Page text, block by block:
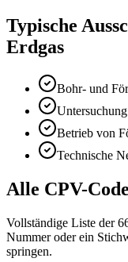
Typische
Erdgas
Bohr- und
Betrieb von
Technische
Alle CPV-
Vollständige Liste der
Nummer oder ein
springen.